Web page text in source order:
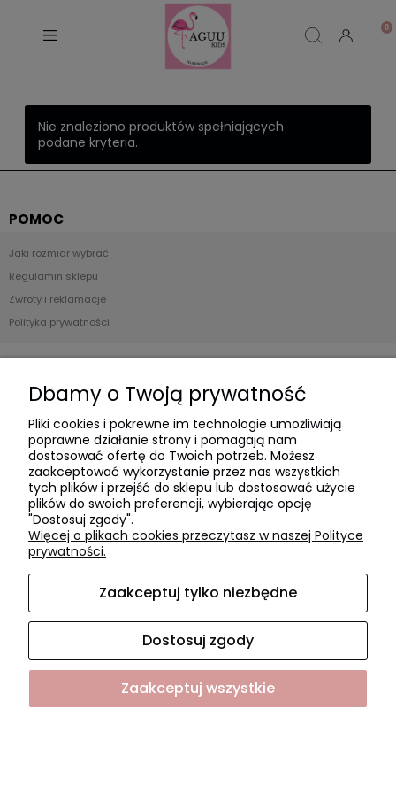
Nie znaleziono produktów spełniających
podane kryteria.
POMOC
Jaki rozmiar wybrać
Regulamin sklepu
Zwroty i reklamacje
Polityka prywatności
Czas realizacji zamówienia
Czas i koszty dostawy
Formy płatności
O NAS
O firmie
Współpraca
Sklep internetowy Shoper.pl
Pokaż pełną wersję strony
Dbamy o Twoją prywatność
Pliki cookies i pokrewne im technologie umożliwiają
poprawne działanie strony i pomagają nam
dostosować ofertę do Twoich potrzeb. Możesz
zaakceptować wykorzystanie przez nas wszystkich
tych plików i przejść do sklepu lub dostosować użycie
plików do swoich preferencji, wybierając opcję
"Dostosuj zgody".
Więcej o plikach cookies przeczytasz w naszej Polityce
prywatności.
Zaakceptuj tylko niezbędne
Dostosuj zgody
Zaakceptuj wszystkie